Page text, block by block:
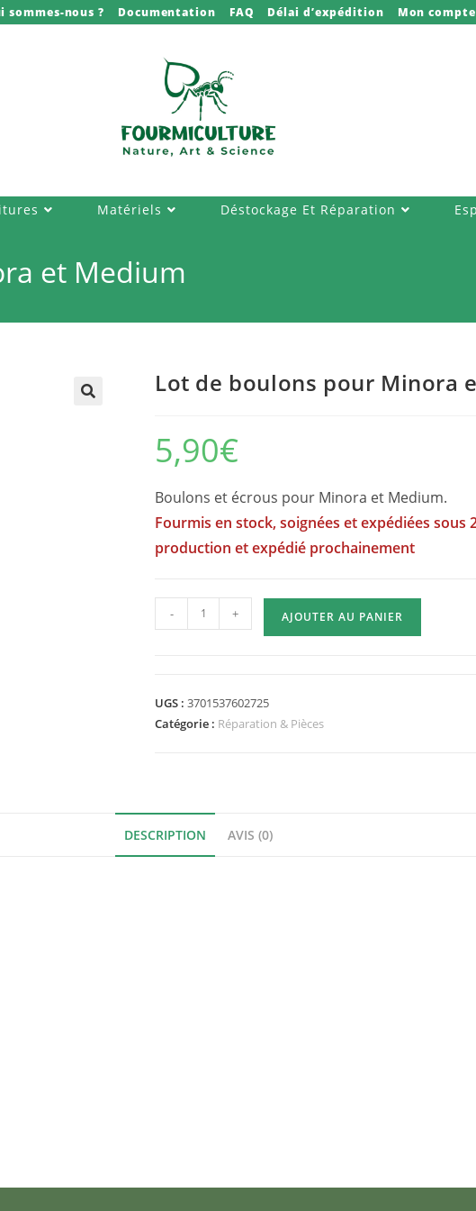
sommes-nous ? Documentation FAQ Délai d’expédition Mon compte
Matériels Déstockage Et Réparation
et Medium
Lot de boulons pour Minora
5,90€
Boulons et écrous pour Minora et Medium.
Fourmis en stock, soignées et expédiées sous
production et expédié prochainement
quantité
de
boulons
pour
- + AJOUTER AU PANIER
UGS : 3701537602725
Catégorie : Réparation & Pièces
DESCRIPTION AVIS (0)